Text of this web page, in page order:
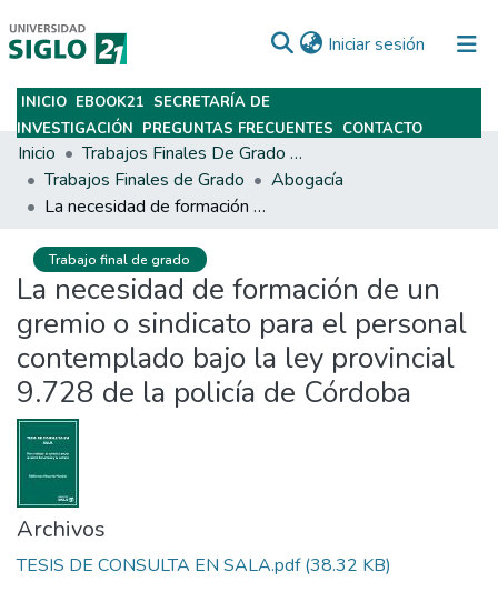
Iniciar sesión (current)
Subir
INICIO EBOOK21 SECRETARÍA DE
INVESTIGACIÓN PREGUNTAS FRECUENTES CONTACTO
Inicio
Trabajos Finales De Grado Y Posgrado
Trabajos Finales de Grado
Abogacía
La necesidad de formación de un gremio o sindicato para el personal contemplado bajo la ley provincial 9.728 de la policía de Córdoba
Trabajo final de grado
La necesidad de formación de un
gremio o sindicato para el personal
contemplado bajo la ley provincial
9.728 de la policía de Córdoba
Archivos
TESIS DE CONSULTA EN SALA.pdf(38.32 KB)